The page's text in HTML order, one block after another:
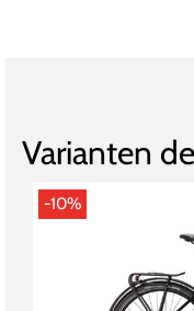
Varianten
-10%